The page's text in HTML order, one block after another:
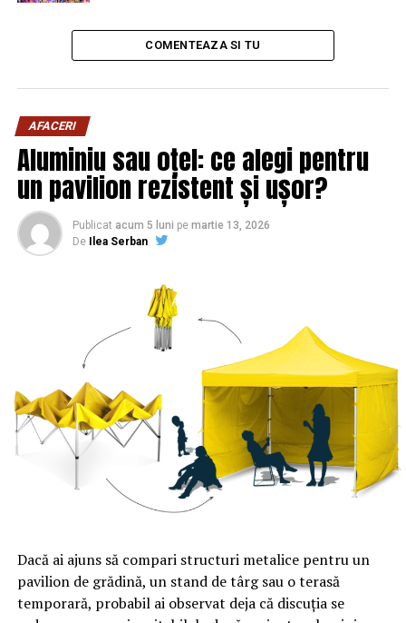
COMENTEAZA SI TU
AFACERI
Aluminiu sau oțel: ce alegi pentru
un pavilion rezistent și ușor?
Publicat acum 5 luni pe martie 13, 2026
De
Ilea Serban
Dacă ai ajuns să compari structuri metalice pentru un
pavilion de grădină, un stand de târg sau o terasă
temporară, probabil ai observat deja că discuția se